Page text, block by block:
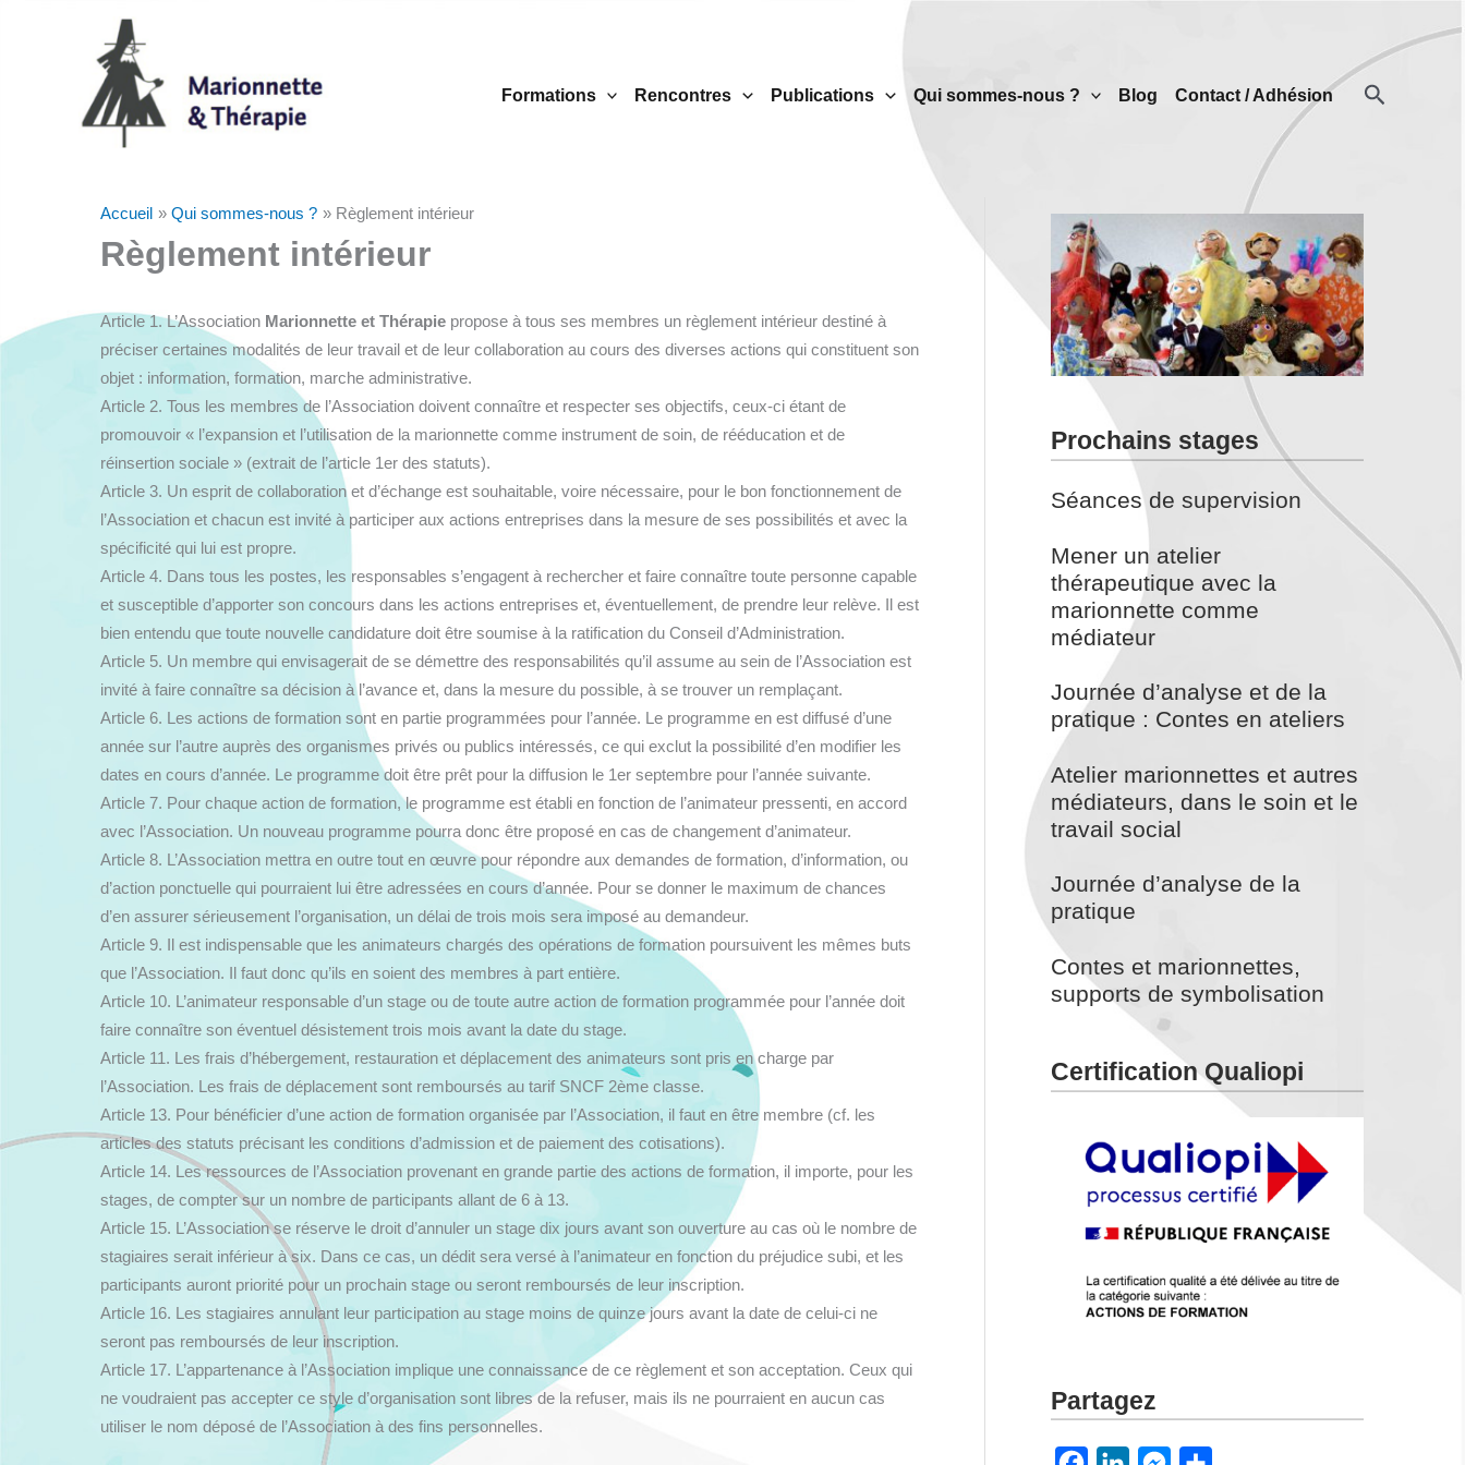
Formations
Rencontres Publications Qui sommes-nous ? Blog Contact / Adhésion
Accueil Qui sommes-nous ? Règlement intérieur
Règlement intérieur
Article 1. L’Association Marionnette et Thérapie propose à tous ses membres un règlement intérieur destiné à
préciser certaines modalités de leur travail et de leur collaboration au cours des diverses actions qui constituent son
objet : information, formation, marche administrative.
Article 2. Tous les membres de l’Association doivent connaître et respecter ses objectifs, ceux-ci étant de
promouvoir « l’expansion et l’utilisation de la marionnette comme instrument de soin, de rééducation et de
réinsertion sociale » (extrait de l’article 1er des statuts).
Article 3. Un esprit de collaboration et d’échange est souhaitable, voire nécessaire, pour le bon fonctionnement de
l’Association et chacun est invité à participer aux actions entreprises dans la mesure de ses possibilités et avec la
spécificité qui lui est propre.
Article 4. Dans tous les postes, les responsables s’engagent à rechercher et faire connaître toute personne capable
et susceptible d’apporter son concours dans les actions entreprises et, éventuellement, de prendre leur relève. Il est
bien entendu que toute nouvelle candidature doit être soumise à la ratification du Conseil d’Administration.
Article 5. Un membre qui envisagerait de se démettre des responsabilités qu’il assume au sein de l’Association est
invité à faire connaître sa décision à l’avance et, dans la mesure du possible, à se trouver un remplaçant.
Article 6. Les actions de formation sont en partie programmées pour l’année. Le programme en est diffusé d’une
année sur l’autre auprès des organismes privés ou publics intéressés, ce qui exclut la possibilité d’en modifier les
dates en cours d’année. Le programme doit être prêt pour la diffusion le 1er septembre pour l’année suivante.
Article 7. Pour chaque action de formation, le programme est établi en fonction de l’animateur pressenti, en accord
avec l’Association. Un nouveau programme pourra donc être proposé en cas de changement d’animateur.
Article 8. L’Association mettra en outre tout en œuvre pour répondre aux demandes de formation, d’information, ou
d’action ponctuelle qui pourraient lui être adressées en cours d’année. Pour se donner le maximum de chances
d’en assurer sérieusement l’organisation, un délai de trois mois sera imposé au demandeur.
Article 9. Il est indispensable que les animateurs chargés des opérations de formation poursuivent les mêmes buts
que l’Association. Il faut donc qu’ils en soient des membres à part entière.
Article 10. L’animateur responsable d’un stage ou de toute autre action de formation programmée pour l’année doit
faire connaître son éventuel désistement trois mois avant la date du stage.
Article 11. Les frais d’hébergement, restauration et déplacement des animateurs sont pris en charge par
l’Association. Les frais de déplacement sont remboursés au tarif SNCF 2ème classe.
Article 13. Pour bénéficier d’une action de formation organisée par l’Association, il faut en être membre (cf. les
articles des statuts précisant les conditions d’admission et de paiement des cotisations).
Article 14. Les ressources de l’Association provenant en grande partie des actions de formation, il importe, pour les
stages, de compter sur un nombre de participants allant de 6 à 13.
Article 15. L’Association se réserve le droit d’annuler un stage dix jours avant son ouverture au cas où le nombre de
stagiaires serait inférieur à six. Dans ce cas, un dédit sera versé à l’animateur en fonction du préjudice subi, et les
participants auront priorité pour un prochain stage ou seront remboursés de leur inscription.
Article 16. Les stagiaires annulant leur participation au stage moins de quinze jours avant la date de celui-ci ne
seront pas remboursés de leur inscription.
Article 17. L’appartenance à l’Association implique une connaissance de ce règlement et son acceptation. Ceux qui
ne voudraient pas accepter ce style d’organisation sont libres de la refuser, mais ils ne pourraient en aucun cas
utiliser le nom déposé de l’Association à des fins personnelles.
Prochains stages
Séances de supervision
Mener un atelier
thérapeutique avec la
marionnette comme
médiateur
Journée d’analyse et de la
pratique : Contes en ateliers
Atelier marionnettes et autres
médiateurs, dans le soin et le
travail social
Journée d’analyse de la
pratique
Contes et marionnettes,
supports de symbolisation
Certification Qualiopi
Partagez